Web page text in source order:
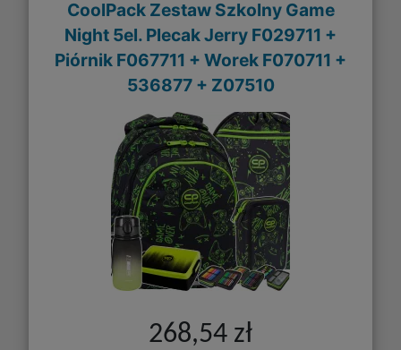
CoolPack Zestaw Szkolny Game
Night 5el. Plecak Jerry F029711 +
Piórnik F067711 + Worek F070711 +
536877 + Z07510
268,54 zł